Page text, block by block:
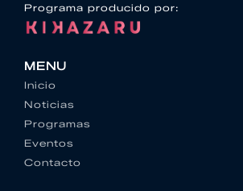
Programa producido por:
MENU
Inicio
Noticias
Programas
Eventos
Contacto